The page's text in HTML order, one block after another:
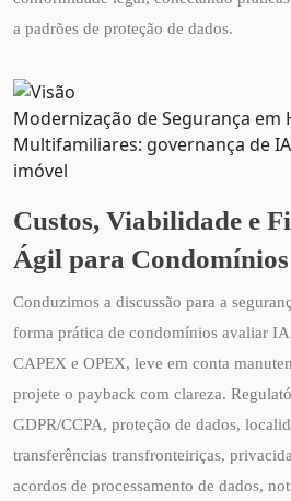
a padrões de proteção de dados.
Modernização de Segurança em
Multifamiliares: governança de
imóvel
Custos, Viabilidade e
Ágil para Condomínios
Conduzimos a discussão para a
forma prática de condomínios avaliar
CAPEX e OPEX, leve em conta
projete o payback com clareza.
GDPR/CCPA, proteção de dados,
transferências transfronteiriças,
acordos de processamento de dados,